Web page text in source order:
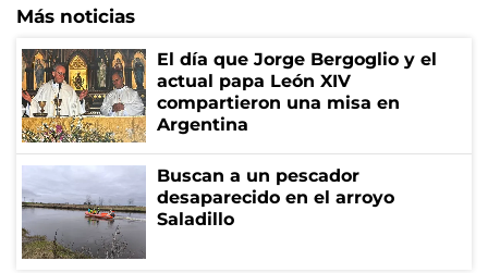
Más noticias
El día que Jorge Bergoglio y el
actual papa León XIV
compartieron una misa en
Argentina
Buscan a un pescador
desaparecido en el arroyo
Saladillo